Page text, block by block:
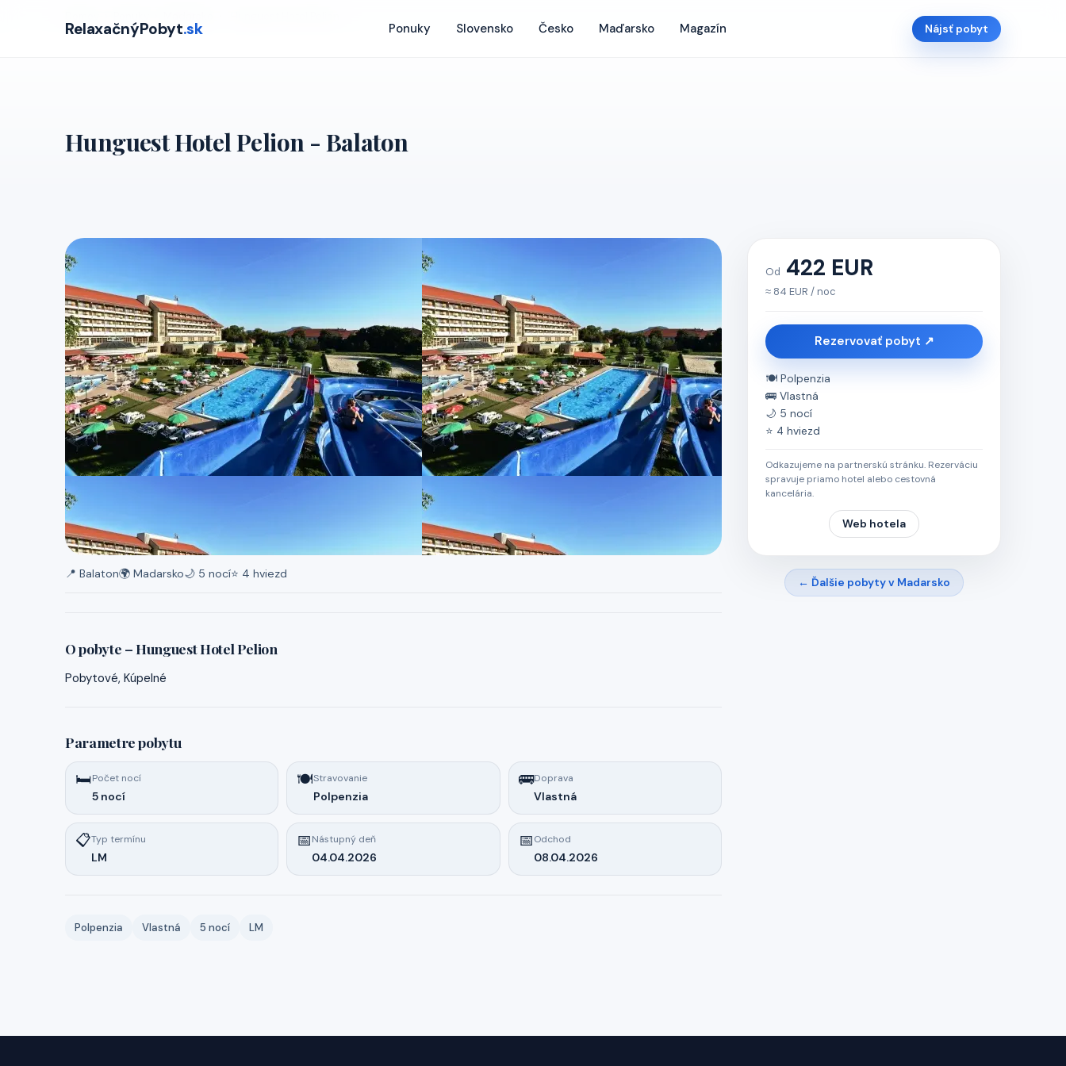
RelaxačnýPobyt.sk Ponuky Slovensko Česko Maďarsko Magazín Nájsť pobyt
Hunguest Hotel Pelion - Balaton
📍 Balaton🌍 Madarsko🌙 5 nocí⭐ 4 hviezd
O pobyte – Hunguest Hotel Pelion
Pobytové, Kúpelné
Parametre pobytu
🛏️Počet nocí
5 nocí
🍽️Stravovanie
Polpenzia
🚌Doprava
Vlastná
📋Typ termínu
LM
📅Nástupný deň
04.04.2026
📅Odchod
08.04.2026
Polpenzia Vlastná 5 nocí LM
Od 422 EUR
≈ 84 EUR / noc
Rezervovať pobyt ↗
🍽️ Polpenzia
🚌 Vlastná
🌙 5 nocí
⭐ 4 hviezd
Odkazujeme na partnerskú stránku. Rezerváciu
spravuje priamo hotel alebo cestovná
kancelária.
Web hotela
← Ďalšie pobyty v Madarsko